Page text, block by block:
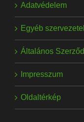
Adatvédelem
Egyéb
Általános
Impresszum
Oldaltérkép